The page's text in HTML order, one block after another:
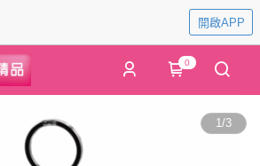
開啟APP
0
1/3